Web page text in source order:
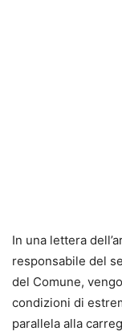
In una lettera
responsabile del
del Comune,
condizioni di
parallela alla